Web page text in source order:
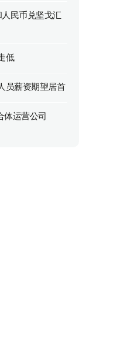
民币兑坚戈汇
低
员薪资期望居首
体运营公司